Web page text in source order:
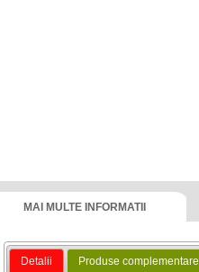
MAI MULTE INFORMATII
Detalii Produse complementare